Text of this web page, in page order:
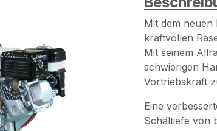
Mit dem
kraftvollen
Mit seinem
schwierigen
Vortriebskraft
Eine
Schältiefe von